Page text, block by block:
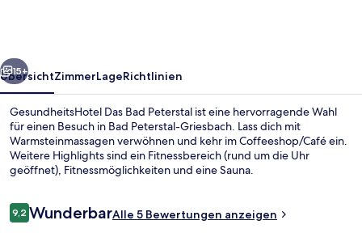
Weiter
15+
ÜbersichtZimmerLageRichtlinien
GesundheitsHotel Das Bad Peterstal ist eine hervorragende Wahl
für einen Besuch in Bad Peterstal-Griesbach. Lass dich mit
Warmsteinmassagen verwöhnen und kehr im Coffeeshop/Café ein.
Weitere Highlights sind ein Fitnessbereich (rund um die Uhr
geöffnet), Fitnessmöglichkeiten und eine Sauna.
Bewertungen
9,29,2 von 10.
WunderbarAlle 5 Bewertungen anzeigen